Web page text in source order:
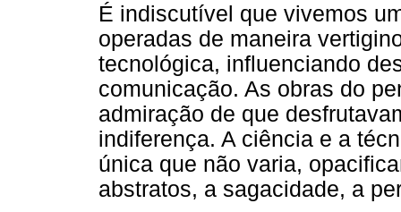
É indiscutível que vivemos
operadas de maneira
tecnológica, influenciando
comunicação. As obras do
admiração de que
indiferença. A ciência e a
única que não varia,
abstratos, a sagacidade, a